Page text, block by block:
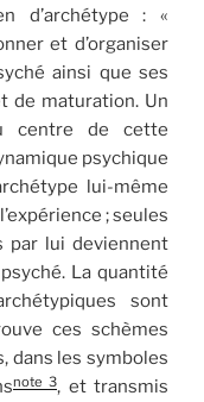
d’archétype : «
et d’organiser
ainsi que ses
de maturation. Un
centre de cette
psychique
lui-même
; seules
par lui deviennent
La quantité
sont
ces schèmes
dans les symboles
note 3, et transmis